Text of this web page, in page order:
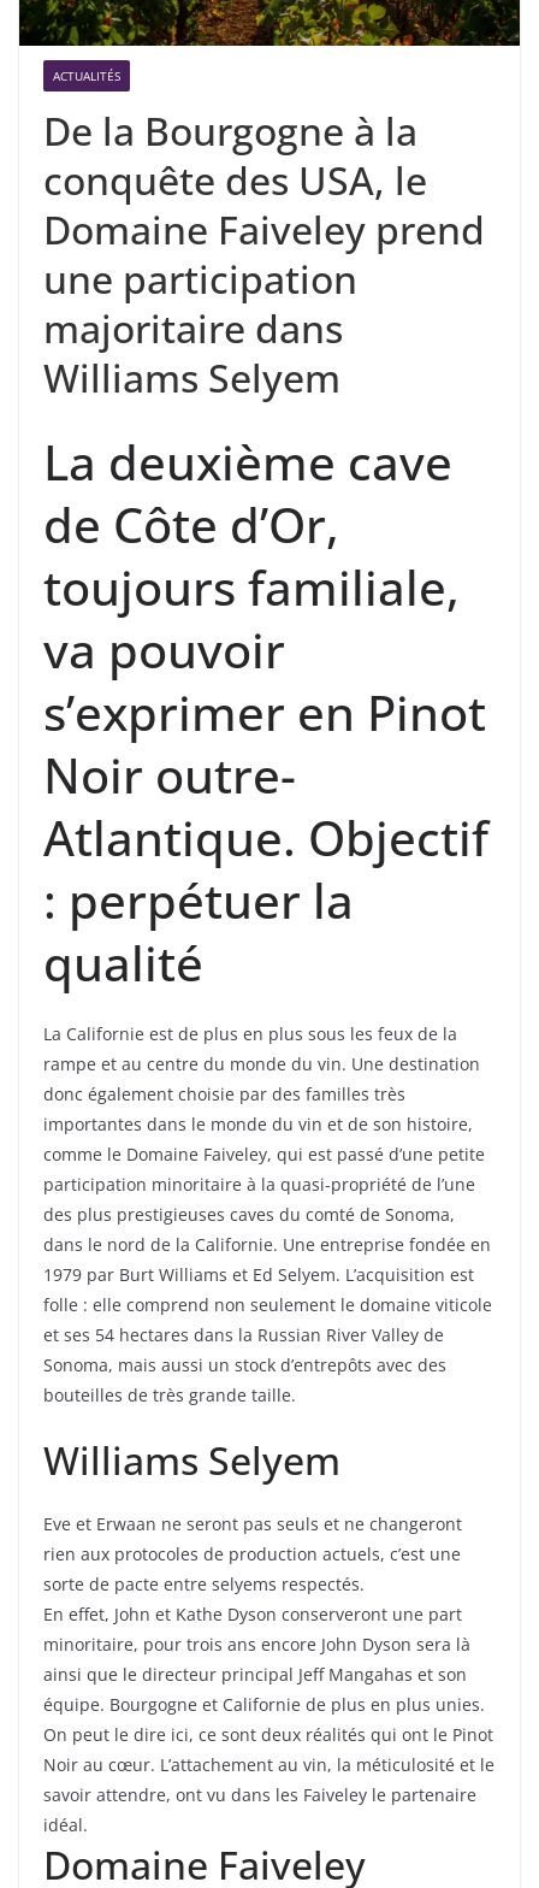
ACTUALITÉS
De la Bourgogne à la
conquête des USA, le
Domaine Faiveley prend
une participation
majoritaire dans
Williams Selyem
La deuxième cave
de Côte d’Or,
toujours familiale,
va pouvoir
s’exprimer en Pinot
Noir outre-
Atlantique. Objectif
: perpétuer la
qualité
La Californie est de plus en plus sous les feux de la
rampe et au centre du monde du vin. Une destination
donc également choisie par des familles très
importantes dans le monde du vin et de son histoire,
comme le Domaine Faiveley, qui est passé d’une petite
participation minoritaire à la quasi-propriété de l’une
des plus prestigieuses caves du comté de Sonoma,
dans le nord de la Californie. Une entreprise fondée en
1979 par Burt Williams et Ed Selyem. L’acquisition est
folle : elle comprend non seulement le domaine viticole
et ses 54 hectares dans la Russian River Valley de
Sonoma, mais aussi un stock d’entrepôts avec des
bouteilles de très grande taille.
Williams Selyem
Eve et Erwaan ne seront pas seuls et ne changeront
rien aux protocoles de production actuels, c’est une
sorte de pacte entre selyems respectés.
En effet, John et Kathe Dyson conserveront une part
minoritaire, pour trois ans encore John Dyson sera là
ainsi que le directeur principal Jeff Mangahas et son
équipe. Bourgogne et Californie de plus en plus unies.
On peut le dire ici, ce sont deux réalités qui ont le Pinot
Noir au cœur. L’attachement au vin, la méticulosité et le
savoir attendre, ont vu dans les Faiveley le partenaire
idéal.
Domaine Faiveley